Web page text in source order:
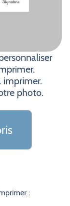
imprimer.
photo.
: